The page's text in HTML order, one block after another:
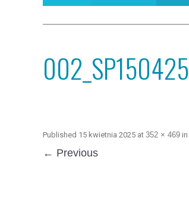
002_SP150425
Published 15 kwietnia 2025 at 352 × 469 in
← Previous